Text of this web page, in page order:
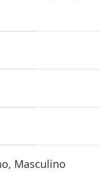
Masculino